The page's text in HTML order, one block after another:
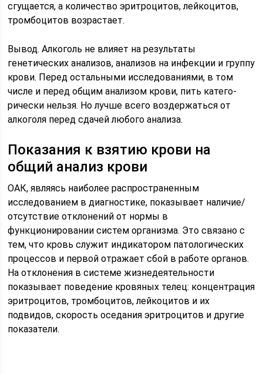
сгущается, а количество эритроцитов, лейкоцитов,
тромбоцитов возрастает.
Вывод. Алкоголь не влияет на результаты
генетических анализов, анализов на инфекции и группу
крови. Перед остальными исследованиями, в том
числе и перед общим анализом крови, пить катего­
рически нельзя. Но лучше всего воздер­жаться от
алкоголя перед сдачей любого анализа.
Показания к взятию крови на
общий анализ крови
ОАК, являясь наиболее распространенным
исследованием в диагностике, показывает наличие/
отсутствие отклонений от нормы в
функционировании систем организма. Это связано с
тем, что кровь служит индикатором патологических
процессов и первой отражает сбой в работе органов.
На отклонения в системе жизнедеятельности
показывает поведение кровяных телец: концентрация
эритроцитов, тромбоцитов, лейкоцитов и их
подвидов, скорость оседания эритроцитов и другие
показатели.